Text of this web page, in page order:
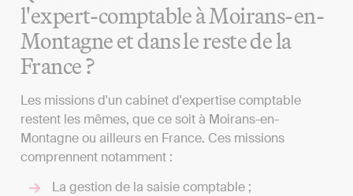
l'expert-comptable à Moirans-en-
Montagne et dans le reste de la
France ?
Les missions d'un cabinet d'expertise comptable
restent les mêmes, que ce soit à Moirans-en-
Montagne ou ailleurs en France. Ces missions
comprennent notamment :
La gestion de la saisie comptable ;